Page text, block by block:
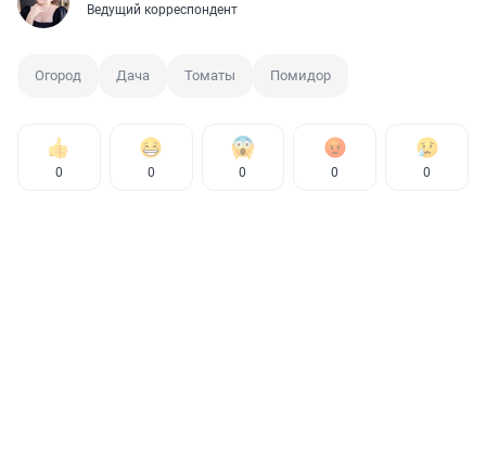
Ведущий корреспондент
Огород Дача Томаты Помидор
0 0 0 0 0